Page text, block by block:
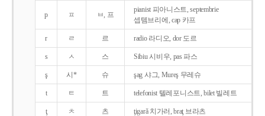
p ㅍ ㅂ, 프
pianist 피아니스트, septembrie
셉템브리에, cap 카프
r ㄹ 르 radio 라디오, dor 도르
s ㅅ 스 Sibiu 시비우, pas 파스
ş 시* 슈 şag 샤그, Mureş 무레슈
t ㅌ 트 telefonist 텔레포니스트, bilet 빌레트
ţ ㅊ 츠 ţigarǎ 치가러, braţ 브라츠